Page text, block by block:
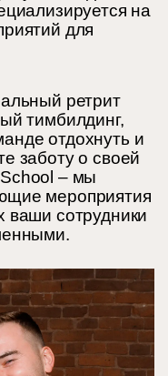
на
для
ретрит
тимбилдинг,
отдохнуть и
заботу о своей
– мы
мероприятия
ваши сотрудники